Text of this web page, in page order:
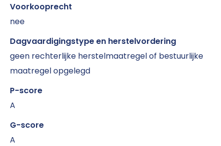
Voorkooprecht
nee
Dagvaardigingstype en herstelvordering
geen rechterlijke herstelmaatregel of bestuurlijke
maatregel opgelegd
P-score
A
G-score
A